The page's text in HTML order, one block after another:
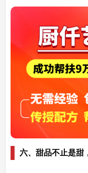
六、甜品不止是甜